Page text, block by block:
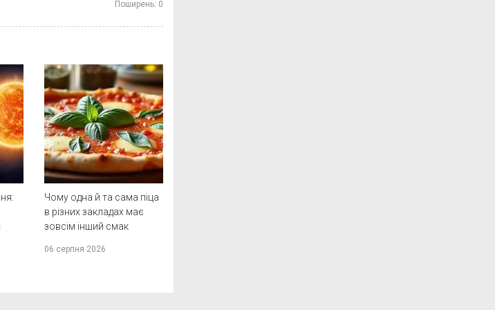
Поширень: 0
Чому одна й та сама піца
в різних закладах має
зовсім інший смак
06 серпня 2026